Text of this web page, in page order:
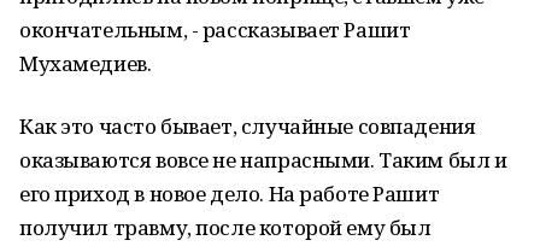
окончательным, - рассказывает Рашит
Мухамедиев.
Как это часто бывает, случайные совпадения
оказываются вовсе не напрасными. Таким был и
его приход в новое дело. На работе Рашит
получил травму, после которой ему был